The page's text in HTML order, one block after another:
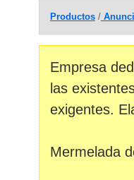
Productos /
Empresa
las
exigentes.
Mermelada